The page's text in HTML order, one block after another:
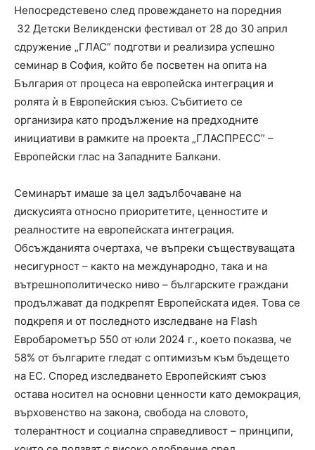
Непосредстевено след провеждането на поредния
32 Детски Великденски фестивал от 28 до 30 април
сдружение „ГЛАС” подготви и реализира успешно
семинар в София, който бе посветен на опита на
България от процеса на европейска интеграция и
ролята ѝ в Европейския съюз. Събитието се
организира като продължение на предходните
инициативи в рамките на проекта „ГЛАСПРЕСС” –
Европейски глас на Западните Балкани.
Семинарът имаше за цел задълбочаване на
дискусията относно приоритетите, ценностите и
реалностите на европейската интеграция.
Обсъжданията очертаха, че въпреки съществуващата
несигурност – както на международно, така и на
вътрешнополитическо ниво – българските граждани
продължават да подкрепят Европейската идея. Това се
подкрепя и от последното изследване на Flash
Евробарометър 550 от юли 2024 г., което показва, че
58% от българите гледат с оптимизъм към бъдещето
на ЕС. Според изследването Европейският съюз
остава носител на основни ценности като демокрация,
върховенство на закона, свобода на словото,
толерантност и социална справедливост – принципи,